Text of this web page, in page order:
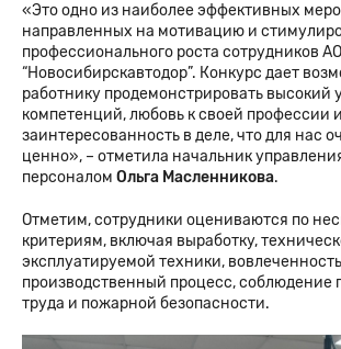
«Это одно из наиболее эффективных
направленных на мотивацию и
профессионального роста сотрудников АО
“Новосибирскавтодор”. Конкурс дает
работнику продемонстрировать высокий
компетенций, любовь к своей профессии и
заинтересованность в деле, что для нас
ценно», – отметила начальник
персоналом Ольга Масленникова.
Отметим, сотрудники оцениваются по
критериям, включая выработку,
эксплуатируемой техники,
производственный процесс, соблюдение
труда и пожарной безопасности.